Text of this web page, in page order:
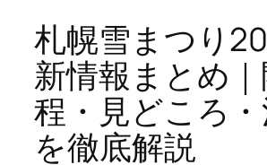
札幌雪まつり
新情報まとめ
程・見どころ
を徹底解説